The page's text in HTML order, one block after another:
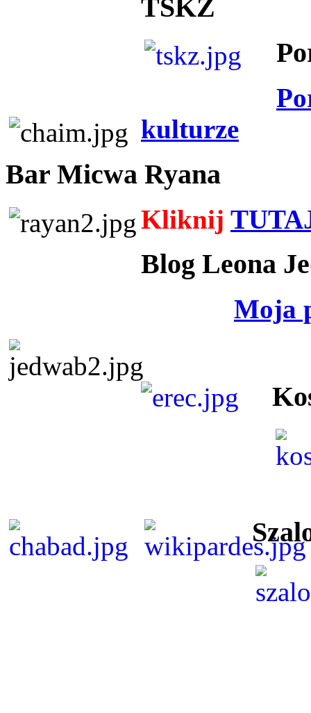
TSKZ
kulturze
Bar Micwa Ryana
Kliknij
Blog Leona
Moja